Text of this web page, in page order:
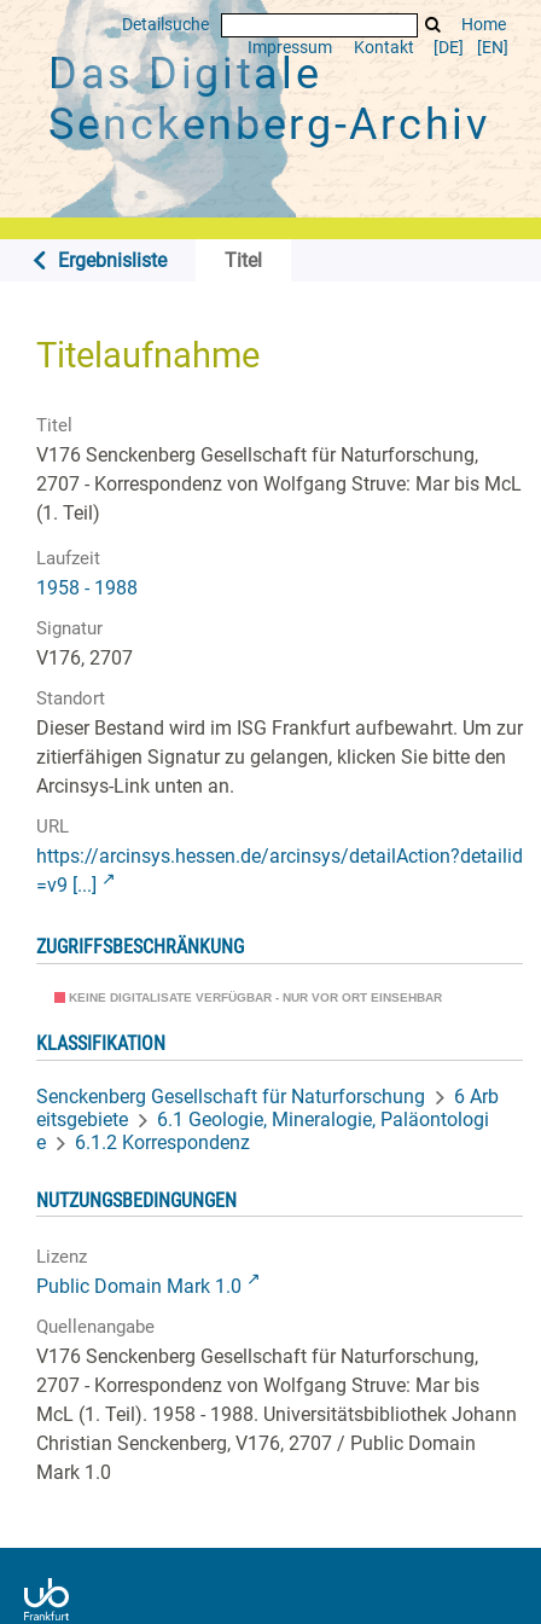
Detailsuche
Home
Impressum
Kontakt [DE] [EN]
Das Digitale
Senckenberg-Archiv
Ergebnisliste Titel
Titelaufnahme
Titel
V176 Senckenberg Gesellschaft für Naturforschung,
2707 - Korrespondenz von Wolfgang Struve: Mar bis McL
(1. Teil)
Laufzeit
1958 - 1988
Signatur
V176, 2707
Standort
Dieser Bestand wird im ISG Frankfurt aufbewahrt. Um zur
zitierfähigen Signatur zu gelangen, klicken Sie bitte den
Arcinsys-Link unten an.
URL
https://arcinsys.hessen.de/arcinsys/detailAction?detailid
=v9 [...]
ZUGRIFFSBESCHRÄNKUNG
KEINE DIGITALISATE VERFÜGBAR - NUR VOR ORT EINSEHBAR
KLASSIFIKATION
Senckenberg Gesellschaft für Naturforschung
6 Arb
eitsgebiete
6.1 Geologie, Mineralogie, Paläontologi
e
6.1.2 Korrespondenz
NUTZUNGSBEDINGUNGEN
Lizenz
Public Domain Mark 1.0
Quellenangabe
V176 Senckenberg Gesellschaft für Naturforschung,
2707 - Korrespondenz von Wolfgang Struve: Mar bis
McL (1. Teil). 1958 - 1988. Universitätsbibliothek Johann
Christian Senckenberg, V176, 2707 / Public Domain
Mark 1.0